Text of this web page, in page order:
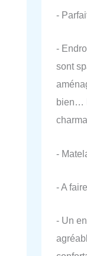
-
-
sont
bien…
-
- A
- Un